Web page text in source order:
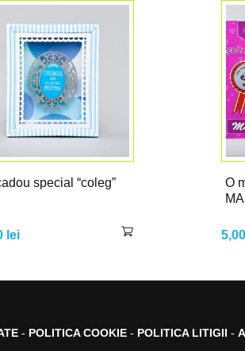
special “coleg”
lei
O
5,00
- POLITICA COOKIE- POLITICA LITIGII -